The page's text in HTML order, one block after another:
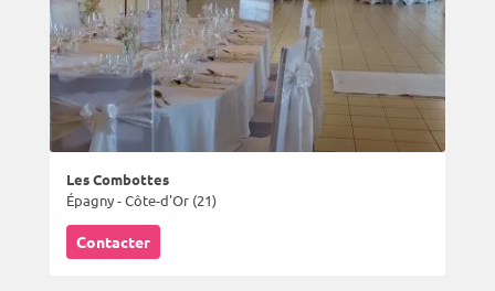
Les Combottes
Épagny - Côte-d'Or (21)
Contacter